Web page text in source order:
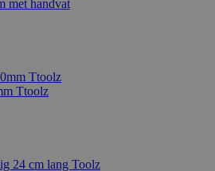
met handvat
Ttoolz